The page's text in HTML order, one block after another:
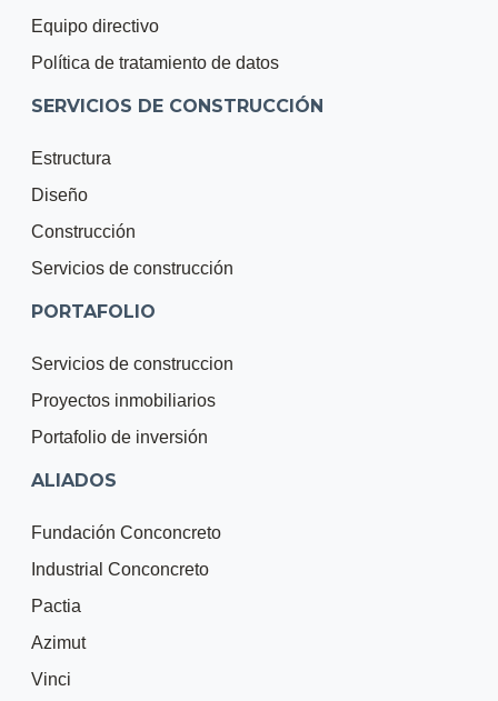
Equipo directivo
Política de tratamiento de datos
SERVICIOS DE CONSTRUCCIÓN
Estructura
Diseño
Construcción
Servicios de construcción
PORTAFOLIO
Servicios de construccion
Proyectos inmobiliarios
Portafolio de inversión
ALIADOS
Fundación Conconcreto
Industrial Conconcreto
Pactia
Azimut
Vinci